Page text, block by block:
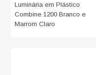
Luminária em Plástico
Combine 1200 Branco e
Marrom Claro